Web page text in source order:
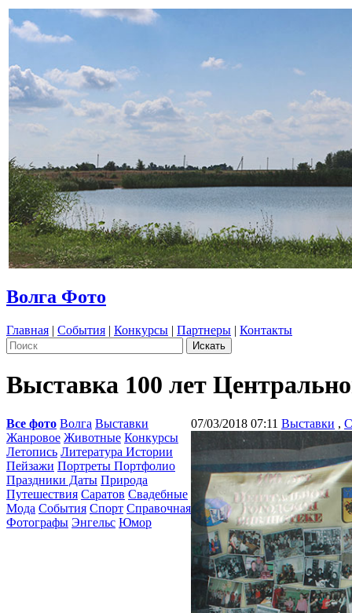
Волга Фото
Главная | События | Конкурсы | Партнеры | Контакты
Выставка 100 лет
Все фото Волга Выставки
Жанровое Животные Конкурсы
Летопись Литература Истории
Пейзажи Портреты Портфолио
Праздники Даты Природа
Путешествия Саратов Свадебные
Мода События Спорт Справочная
Фотографы Энгельс Юмор
07/03/2018 07:11 Выставки ,